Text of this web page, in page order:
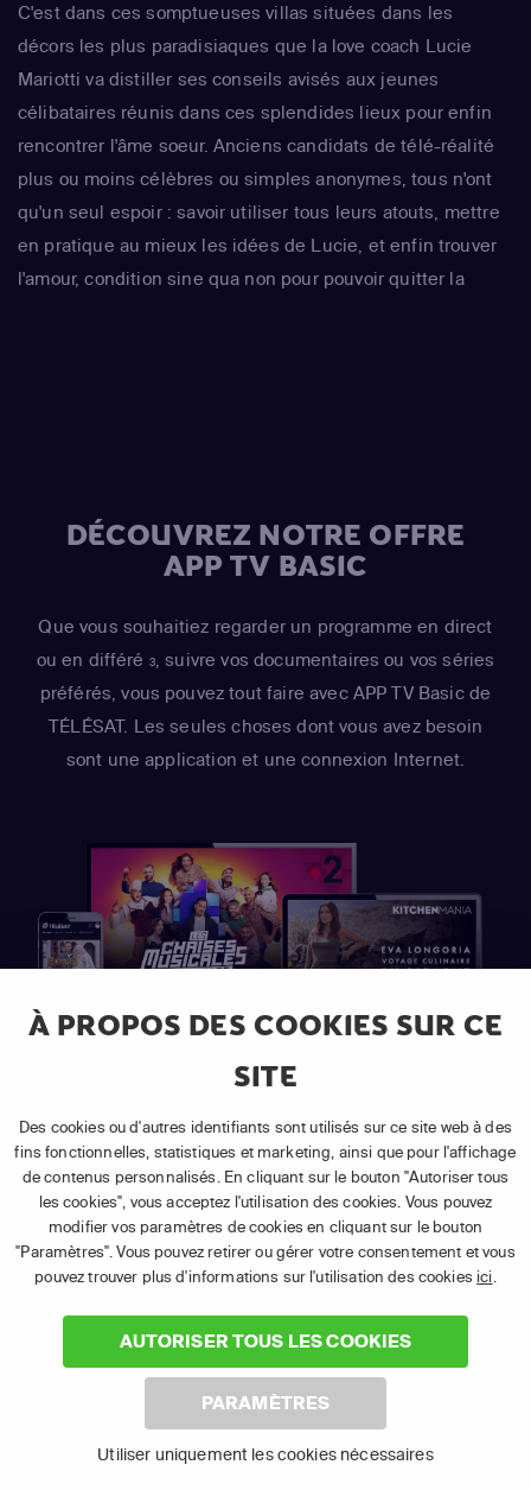
À PROPOS DES COOKIES SUR CE
SITE
Des cookies ou d'autres identifiants sont utilisés sur ce site web à des
fins fonctionnelles, statistiques et marketing, ainsi que pour l'affichage
de contenus personnalisés. En cliquant sur le bouton "Autoriser tous
les cookies", vous acceptez l'utilisation des cookies. Vous pouvez
modifier vos paramètres de cookies en cliquant sur le bouton
"Paramètres". Vous pouvez retirer ou gérer votre consentement et vous
pouvez trouver plus d'informations sur l'utilisation des cookies ici
AUTORISER TOUS LES COOKIES
PARAMÈTRES
Utiliser uniquement les cookies nécessaires
C'est dans ces somptueuses villas situées dans les
décors les plus paradisiaques que la love coach Lucie
Mariotti va distiller ses conseils avisés aux jeunes
célibataires réunis dans ces splendides lieux pour enfin
rencontrer l'âme soeur. Anciens candidats de télé-réalité
plus ou moins célèbres ou simples anonymes, tous n'ont
qu'un seul espoir : savoir utiliser tous leurs atouts, mettre
en pratique au mieux les idées de Lucie, et enfin trouver
l'amour, condition sine qua non pour pouvoir quitter la
DÉCOUVREZ NOTRE OFFRE
APP TV BASIC
Que vous souhaitiez regarder un programme en direct
ou en différé 3, suivre vos documentaires ou vos séries
préférés, vous pouvez tout faire avec APP TV Basic de
TÉLÉSAT. Les seules choses dont vous avez besoin
sont une application et une connexion Internet.
Essai gratuit de 30 jours
APP TV BASIC
14,95 €
par mois(2)
Des séries et des documentaires